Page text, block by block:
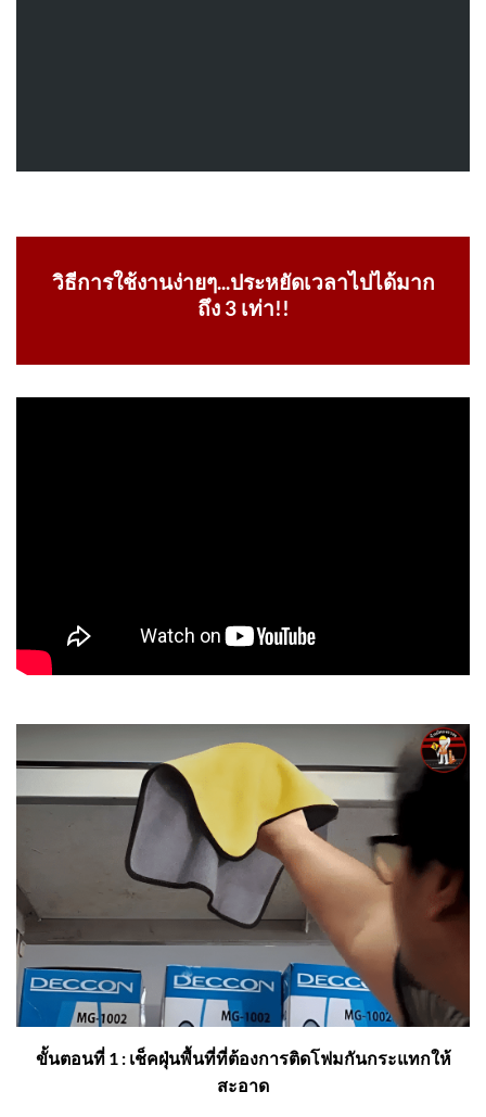
วิธีการใช้งานง่ายๆ...ประหยัดเวลาไปได้มาก
ถึง 3 เท่า!!
ขั้นตอนที่ 1 : เช็คฝุ่นพื้นที่ที่ต้องการติดโฟมกันกระแทกให้
สะอาด